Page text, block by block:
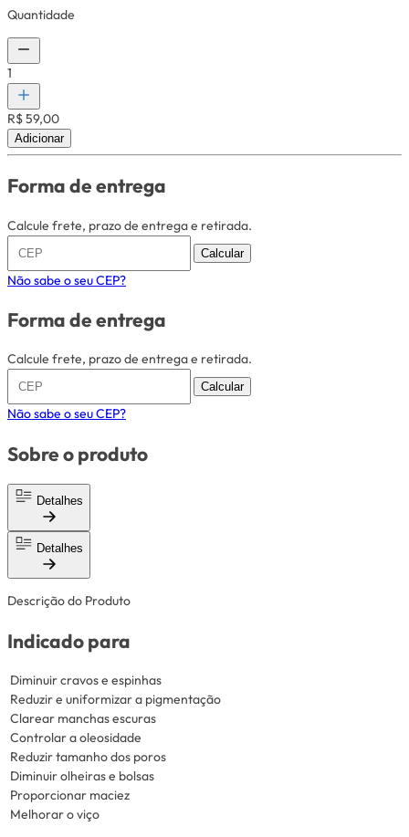
Quantidade
1
R$ 59,00
Adicionar
Forma de entrega
Calcule frete, prazo de entrega e retirada.
Calcular
Não sabe o seu CEP?
Forma de entrega
Calcule frete, prazo de entrega e retirada.
Calcular
Não sabe o seu CEP?
Sobre o produto
Detalhes
Detalhes
Descrição do Produto
Indicado para
Diminuir cravos e espinhas
Reduzir e uniformizar a pigmentação
Clarear manchas escuras
Controlar a oleosidade
Reduzir tamanho dos poros
Diminuir olheiras e bolsas
Proporcionar maciez
Melhorar o viço